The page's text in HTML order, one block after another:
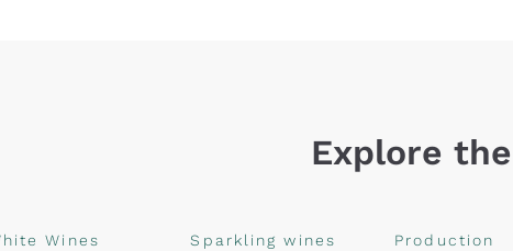
Explore
Wines Sparkling wines
Production